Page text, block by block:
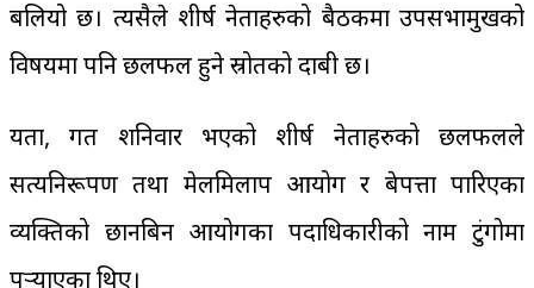
बलियो छ। त्यसैले शीर्ष नेताहरुको बैठकमा उपसभामुखको
विषयमा पनि छलफल हुने स्रोतको दाबी छ।
यता, गत शनिवार भएको शीर्ष नेताहरुको छलफलले
सत्यनिरूपण तथा मेलमिलाप आयोग र बेपत्ता पारिएका
व्यक्तिको छानबिन आयोगका पदाधिकारीको नाम टुंगोमा
पुर्‍याएका थिए।